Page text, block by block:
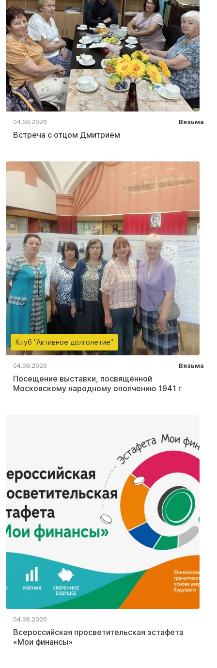
04.08.2026 Вязьма
Встреча с отцом Дмитрием
Клуб "Активное долголетие"
04.08.2026 Вязьма
Посещение выставки, посвящённой
Московскому народному ополчению 1941 г
04.08.2026
Всероссийская просветительская эстафета
«Мои финансы»